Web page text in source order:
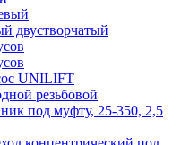
двустворчатый
UNILIFT
резьбовой
под муфту, 25-350, 2,5